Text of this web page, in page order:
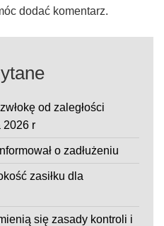
dodać komentarz.
od zaległości
2026 r
o zadłużeniu
zasiłku dla
się zasady kontroli i